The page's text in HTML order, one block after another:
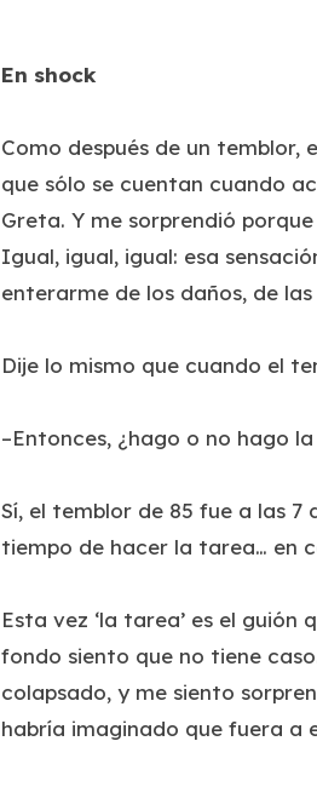
En shock
Como después de un
que sólo se cuentan cuando
Greta. Y me sorprendió
Igual, igual, igual: esa
enterarme de los daños, de
Dije lo mismo que cuando el
–Entonces, ¿hago o no hago
Sí, el temblor de 85 fue a las
tiempo de hacer la tarea… en
Esta vez ‘la tarea’ es el
fondo siento que no tiene
colapsado, y me siento
habría imaginado que fuera a